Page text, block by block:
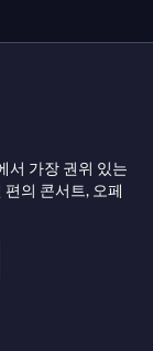
서 가장 권위 있는
의 콘서트, 오페